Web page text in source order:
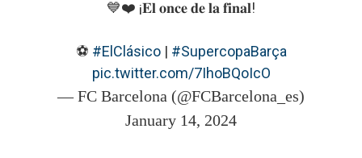
💙❤️ ¡𝐄𝐥 𝐨𝐧𝐜𝐞 𝐝𝐞 𝐥𝐚 𝐟𝐢𝐧𝐚𝐥!
⚽ #ElClásico| #SupercopaBarça
pic.twitter.com/7IhoBQoIcO
— FC Barcelona (@FCBarcelona_es)
January 14, 2024